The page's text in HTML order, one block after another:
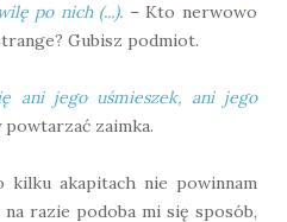
po nich (...). – Kto nerwowo
Gubisz podmiot.
ani jego uśmieszek, ani jego
zaimka.
kilku akapitach nie powinnam
razie podoba mi się sposób,